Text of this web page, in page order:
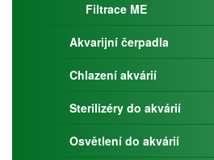
Filtrace ME
Akvarijní čerpadla
Chlazení akvárií
Sterilizéry do akvárií
Osvětlení do akvárií